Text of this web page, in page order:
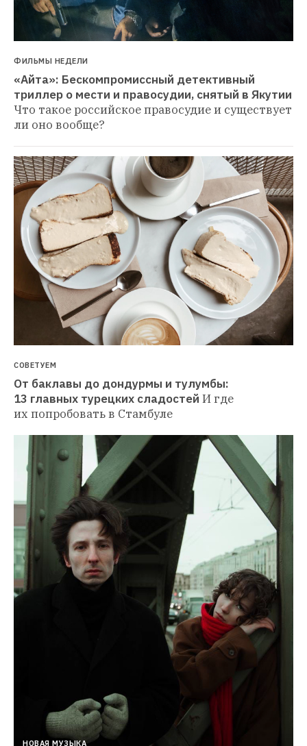
ФИЛЬМЫ НЕДЕЛИ
«Айта»: Бескомпромиссный детективный
триллер о мести и правосудии, снятый в Якутии
Что такое российское правосудие и существует
ли оно вообще?
СОВЕТУЕМ
От баклавы до дондурмы и тулумбы:
13 главных турецких сладостей И где
их попробовать в Стамбуле
НОВАЯ МУЗЫКА